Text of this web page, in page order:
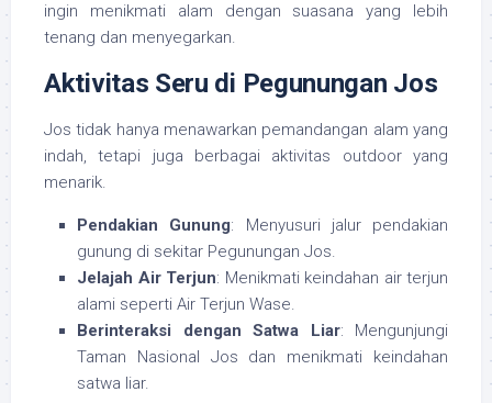
ingin menikmati alam dengan suasana yang lebih
tenang dan menyegarkan.
Aktivitas Seru di Pegunungan Jos
Jos tidak hanya menawarkan pemandangan alam yang
indah, tetapi juga berbagai aktivitas outdoor yang
menarik.
Pendakian Gunung: Menyusuri jalur pendakian
gunung di sekitar Pegunungan Jos.
Jelajah Air Terjun: Menikmati keindahan air terjun
alami seperti Air Terjun Wase.
Berinteraksi dengan Satwa Liar: Mengunjungi
Taman Nasional Jos dan menikmati keindahan
satwa liar.